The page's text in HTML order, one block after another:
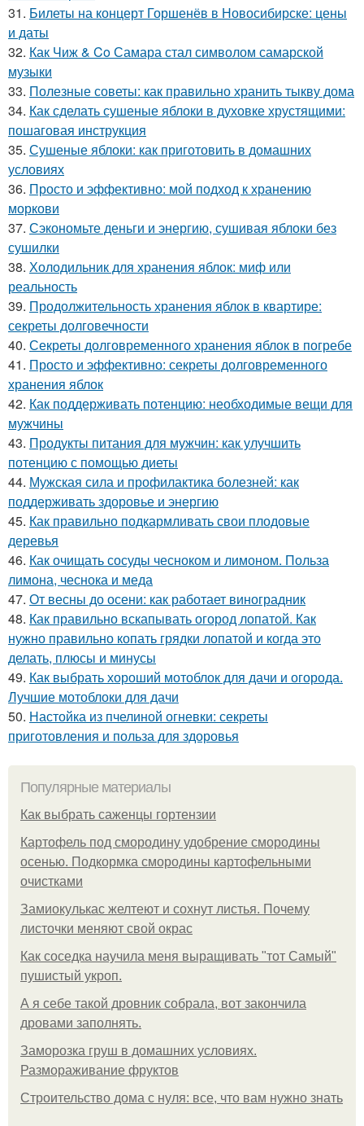
31. Билеты на концерт Горшенёв в Новосибирске: цены
и даты
32. Как Чиж & Co Самара стал символом самарской
музыки
33. Полезные советы: как правильно хранить тыкву дома
34. Как сделать сушеные яблоки в духовке хрустящими:
пошаговая инструкция
35. Сушеные яблоки: как приготовить в домашних
условиях
36. Просто и эффективно: мой подход к хранению
моркови
37. Сэкономьте деньги и энергию, сушивая яблоки без
сушилки
38. Холодильник для хранения яблок: миф или
реальность
39. Продолжительность хранения яблок в квартире:
секреты долговечности
40. Секреты долговременного хранения яблок в погребе
41. Просто и эффективно: секреты долговременного
хранения яблок
42. Как поддерживать потенцию: необходимые вещи для
мужчины
43. Продукты питания для мужчин: как улучшить
потенцию с помощью диеты
44. Мужская сила и профилактика болезней: как
поддерживать здоровье и энергию
45. Как правильно подкармливать свои плодовые
деревья
46. Как очищать сосуды чесноком и лимоном. Польза
лимона, чеснока и меда
47. От весны до осени: как работает виноградник
48. Как правильно вскапывать огород лопатой. Как
нужно правильно копать грядки лопатой и когда это
делать, плюсы и минусы
49. Как выбрать хороший мотоблок для дачи и огорода.
Лучшие мотоблоки для дачи
50. Настойка из пчелиной огневки: секреты
приготовления и польза для здоровья
Популярные материалы
Как выбрать саженцы гортензии
Картофель под смородину удобрение смородины
осенью. Подкормка смородины картофельными
очистками
Замиокулькас желтеют и сохнут листья. Почему
листочки меняют свой окрас
Как соседка научила меня выращивать "тот Самый"
пушистый укроп.
А я себе такой дровник собрала, вот закончила
дровами заполнять.
Заморозка груш в домашних условиях.
Размораживание фруктов
Строительство дома с нуля: все, что вам нужно знать